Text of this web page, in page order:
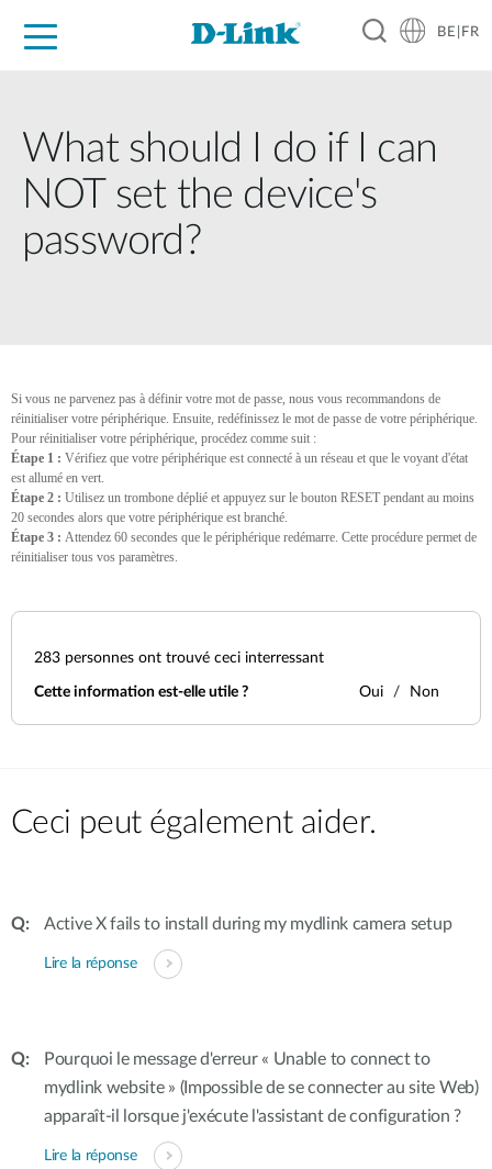
BE|FR
What should I do if I can
NOT set the device's
password?
Si vous ne parvenez pas à définir votre mot de passe, nous vous recommandons de
réinitialiser votre périphérique. Ensuite, redéfinissez le mot de passe de votre périphérique.
Pour réinitialiser votre périphérique, procédez comme suit :
Étape 1 : Vérifiez que votre périphérique est connecté à un réseau et que le voyant d'état
est allumé en vert.
Étape 2 : Utilisez un trombone déplié et appuyez sur le bouton RESET pendant au moins
20 secondes alors que votre périphérique est branché.
Étape 3 : Attendez 60 secondes que le périphérique redémarre. Cette procédure permet de
réinitialiser tous vos paramètres.
283 personnes ont trouvé ceci interressant
Cette information est-elle utile ? Oui Non
Ceci peut également aider.
Active X fails to install during my mydlink camera setup
Lire la réponse
Pourquoi le message d'erreur « Unable to connect to
mydlink website » (Impossible de se connecter au site Web)
apparaît-il lorsque j'exécute l'assistant de configuration ?
Lire la réponse